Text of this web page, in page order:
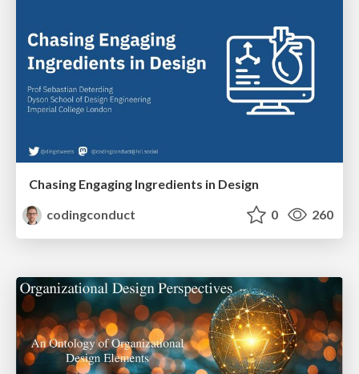
Chasing Engaging Ingredients in Design
codingconduct
0 260